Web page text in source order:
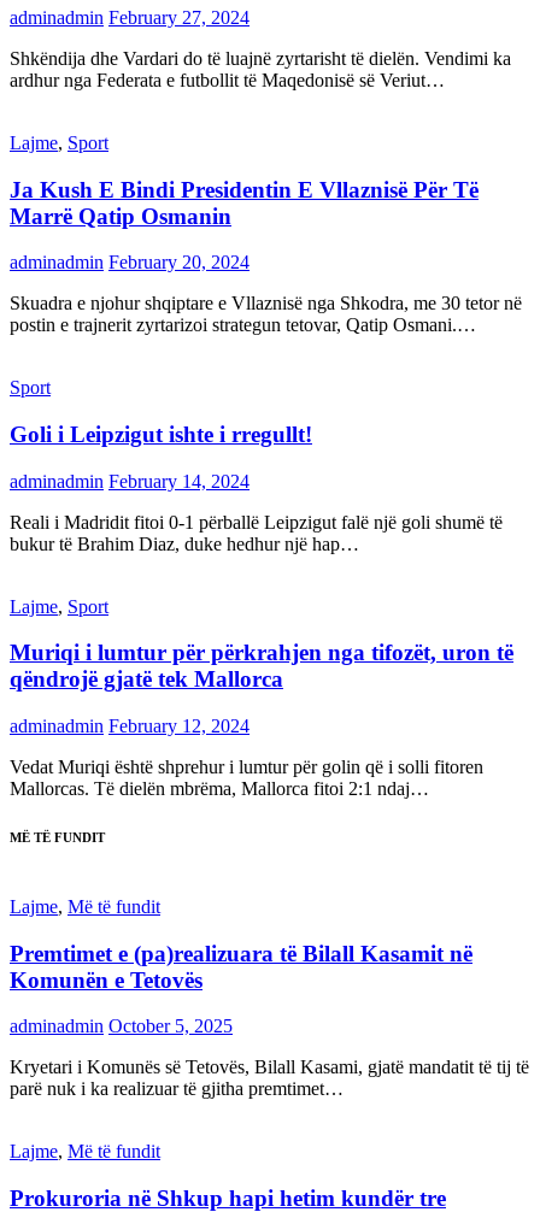
adminadmin February 27, 2024
Shkëndija dhe Vardari do të luajnë zyrtarisht të dielën. Vendimi ka
ardhur nga Federata e futbollit të Maqedonisë së Veriut…
Lajme, Sport
Ja Kush E Bindi Presidentin E Vllaznisë Për Të
Marrë Qatip Osmanin
adminadmin February 20, 2024
Skuadra e njohur shqiptare e Vllaznisë nga Shkodra, me 30 tetor në
postin e trajnerit zyrtarizoi strategun tetovar, Qatip Osmani.…
Sport
Goli i Leipzigut ishte i rregullt!
adminadmin February 14, 2024
Reali i Madridit fitoi 0-1 përballë Leipzigut falë një goli shumë të
bukur të Brahim Diaz, duke hedhur një hap…
Lajme, Sport
Muriqi i lumtur për përkrahjen nga tifozët, uron të
qëndrojë gjatë tek Mallorca
adminadmin February 12, 2024
Vedat Muriqi është shprehur i lumtur për golin që i solli fitoren
Mallorcas. Të dielën mbrëma, Mallorca fitoi 2:1 ndaj…
MË TË FUNDIT
Lajme, Më të fundit
Premtimet e (pa)realizuara të Bilall Kasamit në
Komunën e Tetovës
adminadmin October 5, 2025
Kryetari i Komunës së Tetovës, Bilall Kasami, gjatë mandatit të tij të
parë nuk i ka realizuar të gjitha premtimet…
Lajme, Më të fundit
Prokuroria në Shkup hapi hetim kundër tre